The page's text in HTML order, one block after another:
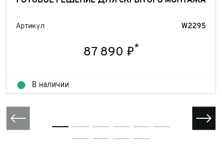
Артикул W2295
87 890 ₽*
В наличии